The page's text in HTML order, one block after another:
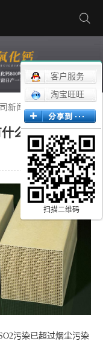
新闻
么影响?
污染已超过烟尘污染
客户服务
淘宝旺旺
扫描二维码